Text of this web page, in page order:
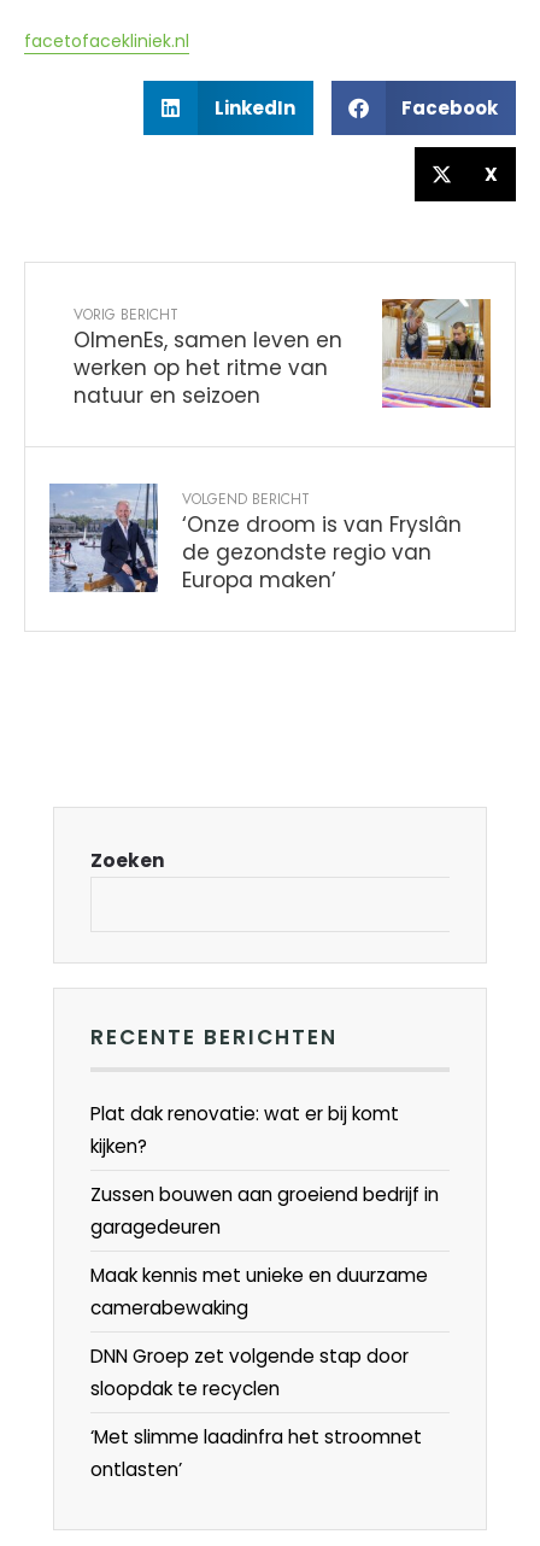
facetofacekliniek.nl
LinkedIn Facebook
X
VORIG BERICHT
OlmenEs, samen leven en
werken op het ritme van
natuur en seizoen
VOLGEND BERICHT
‘Onze droom is van Fryslân
de gezondste regio van
Europa maken’
Zoeken
RECENTE BERICHTEN
Plat dak renovatie: wat er bij komt
kijken?
Zussen bouwen aan groeiend bedrijf in
garagedeuren
Maak kennis met unieke en duurzame
camerabewaking
DNN Groep zet volgende stap door
sloopdak te recyclen
‘Met slimme laadinfra het stroomnet
ontlasten’